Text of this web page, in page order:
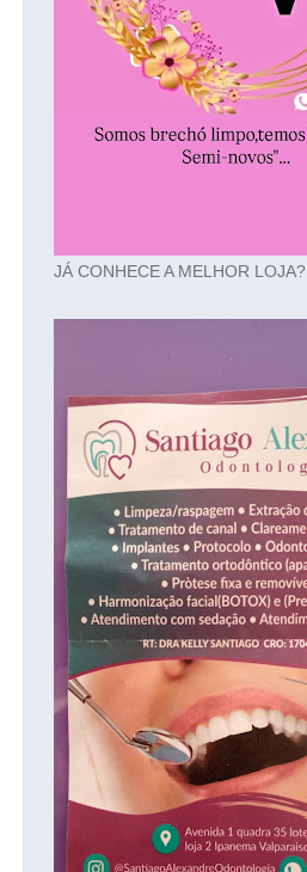
JÁ CONHECE A MELHOR LOJA?